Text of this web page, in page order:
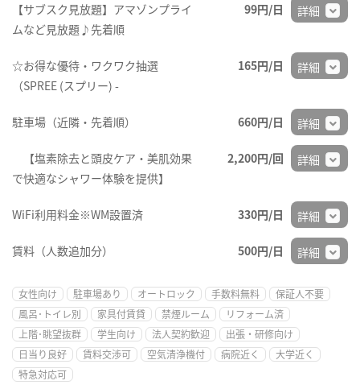
【サブスク見放題】アマゾンプライ
ムなど見放題♪先着順
99円/日 詳細
☆お得な優待・ワクワク抽選
（SPREE (スプリー) -
165円/日 詳細
駐車場（近隣・先着順） 660円/日 詳細
【塩素除去と頭皮ケア・美肌効果
で快適なシャワー体験を提供】
2,200円/回 詳細
WiFi利用料金※WM設置済 330円/日 詳細
賃料（人数追加分） 500円/日 詳細
女性向け 駐車場あり オートロック 手数料無料
保証人不要
風呂･トイレ別
家具付賃貸 禁煙ルーム
リフォーム済
上階･眺望抜群
学生向け 法人契約歓迎
出張・研修向け
日当り良好
賃料交渉可 空気清浄機付 病院近く
大学近く
特急対応可